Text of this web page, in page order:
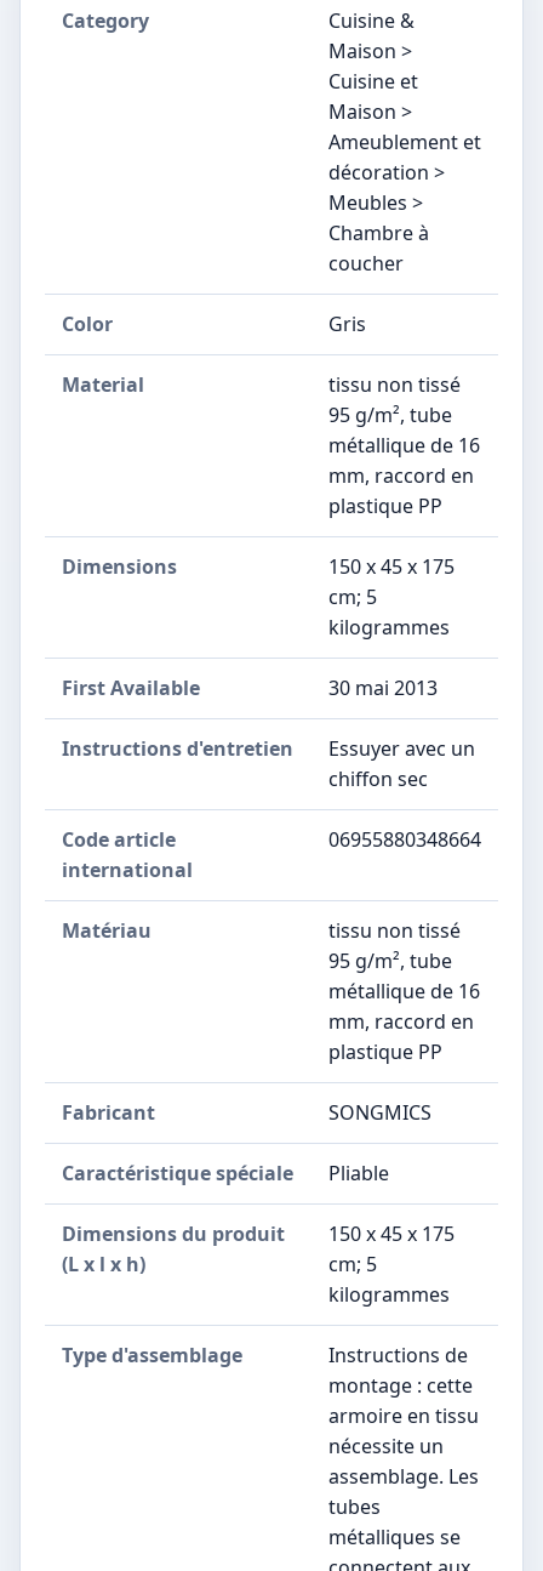
Category
Cuisine &
Maison >
Cuisine et
Maison >
Ameublement et
décoration >
Meubles >
Chambre à
coucher
Color Gris
Material
‎tissu non tissé
95 g/m², tube
métallique de 16
mm, raccord en
plastique PP
Dimensions
‎150 x 45 x 175
cm; 5
kilogrammes
First Available 30 mai 2013
Instructions d'entretien
‎Essuyer avec un
chiffon sec
Code article
international
‎06955880348664
Matériau
‎tissu non tissé
95 g/m², tube
métallique de 16
mm, raccord en
plastique PP
Fabricant ‎SONGMICS
Caractéristique spéciale ‎Pliable
Dimensions du produit
(L x l x h)
‎150 x 45 x 175
cm; 5
kilogrammes
Type d'assemblage
‎Instructions de
montage : cette
armoire en tissu
nécessite un
assemblage. Les
tubes
métalliques se